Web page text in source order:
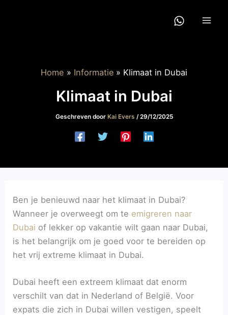
Home Informatie Klimaat in Dubai
Klimaat in Dubai
Geschreven door Kai Evers /29/12/2025
Ben je benieuwd naar het klimaat in Dubai?
Wanneer je overweegt om te emigreren naar
Dubai of lekker op vakantie wilt gaan naar Dubai,
is het belangrijk om je goed voor te bereiden op
het vrij extreme klimaat in Dubai.
Dubai heeft een extreem klimaat dat enorm
verschilt van dat in Nederland of België. Voor
expats die zich in Dubai willen vestigen, speelt